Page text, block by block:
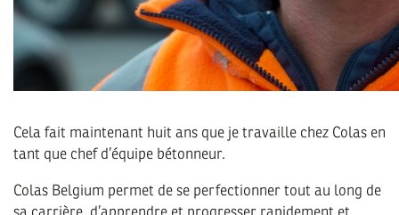
Cela fait maintenant huit ans que je travaille chez Colas en
tant que chef d’équipe bétonneur.
Colas Belgium permet de se perfectionner tout au long de